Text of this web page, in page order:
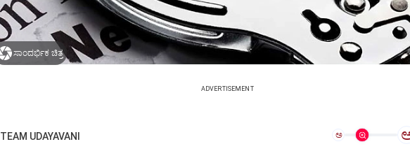
ಸಾಂದರ್ಭಿಕ ಚಿತ್ರ
ADVERTISEMENT
TEAM UDAYAVANI ಅ